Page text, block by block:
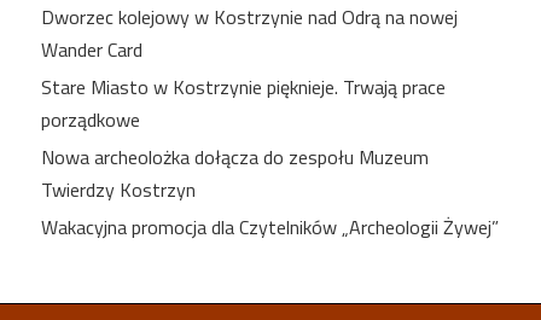
Dworzec kolejowy w Kostrzynie nad Odrą na nowej
Wander Card
Stare Miasto w Kostrzynie pięknieje. Trwają prace
porządkowe
Nowa archeolożka dołącza do zespołu Muzeum
Twierdzy Kostrzyn
Wakacyjna promocja dla Czytelników „Archeologii Żywej”